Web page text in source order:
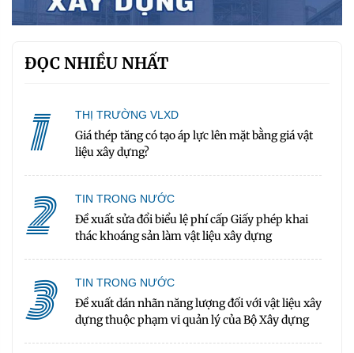
ĐỌC NHIỀU NHẤT
1 THỊ TRƯỜNG VLXD
Giá thép tăng có tạo áp lực lên mặt bằng giá vật
liệu xây dựng?
2 TIN TRONG NƯỚC
Đề xuất sửa đổi biểu lệ phí cấp Giấy phép khai
thác khoáng sản làm vật liệu xây dựng
3 TIN TRONG NƯỚC
Đề xuất dán nhãn năng lượng đối với vật liệu xây
dựng thuộc phạm vi quản lý của Bộ Xây dựng